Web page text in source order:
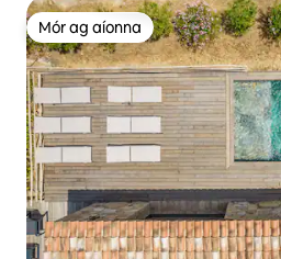
Mór ag aíonna
Mór ag aíonna